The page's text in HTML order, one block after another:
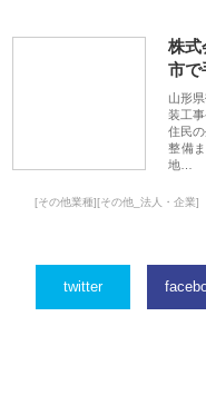
株式
市で
山形
装工
住民
整備
地…
[その他業種][その他_法人・企業]
twitter